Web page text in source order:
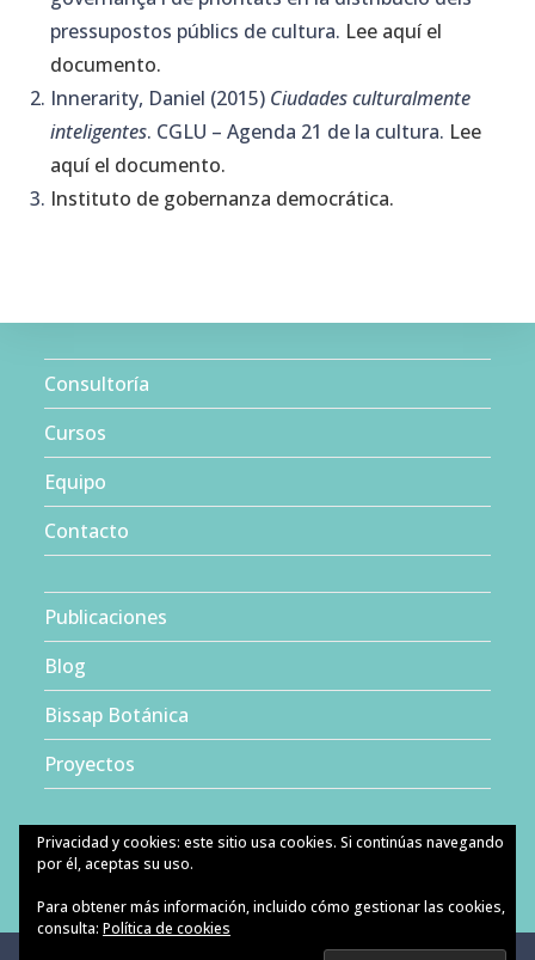
pressupostos públics de cultura. Lee aquí el
documento.
Innerarity, Daniel (2015) Ciudades culturalmente
inteligentes. CGLU – Agenda 21 de la cultura. Lee
aquí el documento.
Instituto de gobernanza democrática.
Consultoría
Cursos
Equipo
Contacto
Publicaciones
Blog
Bissap Botánica
Proyectos
Privacidad y cookies: este sitio usa cookies. Si continúas navegando
por él, aceptas su uso.
Para obtener más información, incluido cómo gestionar las cookies,
consulta: Política de cookies